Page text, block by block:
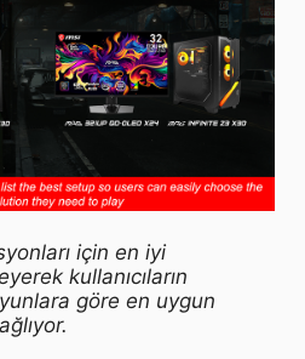
için en iyi
kullanıcıların
göre en uygun